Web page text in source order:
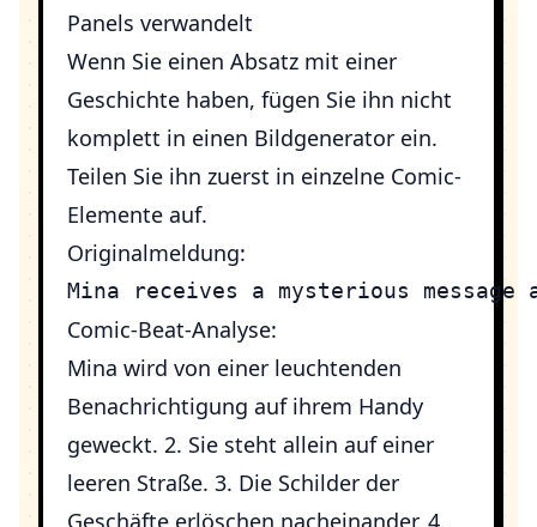
Panels verwandelt
Wenn Sie einen Absatz mit einer
Geschichte haben, fügen Sie ihn nicht
komplett in einen Bildgenerator ein.
Teilen Sie ihn zuerst in einzelne Comic-
Elemente auf.
Originalmeldung:
Comic-Beat-Analyse:
Mina wird von einer leuchtenden
Benachrichtigung auf ihrem Handy
geweckt. 2. Sie steht allein auf einer
leeren Straße. 3. Die Schilder der
Geschäfte erlöschen nacheinander. 4.